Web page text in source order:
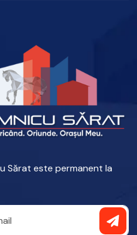
Sărat este permanent la